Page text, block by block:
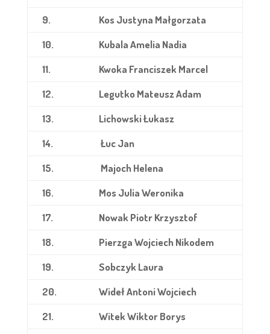
9.
Kos Justyna Małgorzata
10.
Kubala Amelia Nadia
11.
Kwoka Franciszek Marcel
12.
Legutko Mateusz Adam
13.
Lichowski Łukasz
14.
Łuc Jan
15.
Majoch Helena
16.
Mos Julia Weronika
17.
Nowak Piotr Krzysztof
18.
Pierzga Wojciech Nikodem
19.
Sobczyk Laura
20.
Wideł Antoni Wojciech
21.
Witek Wiktor Borys